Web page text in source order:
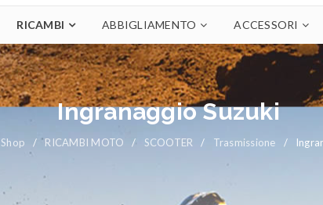
RICAMBI ABBIGLIAMENTO ACCESSORI
Ingranaggio Suzuki
Shop / RICAMBI MOTO / SCOOTER / Trasmissione /